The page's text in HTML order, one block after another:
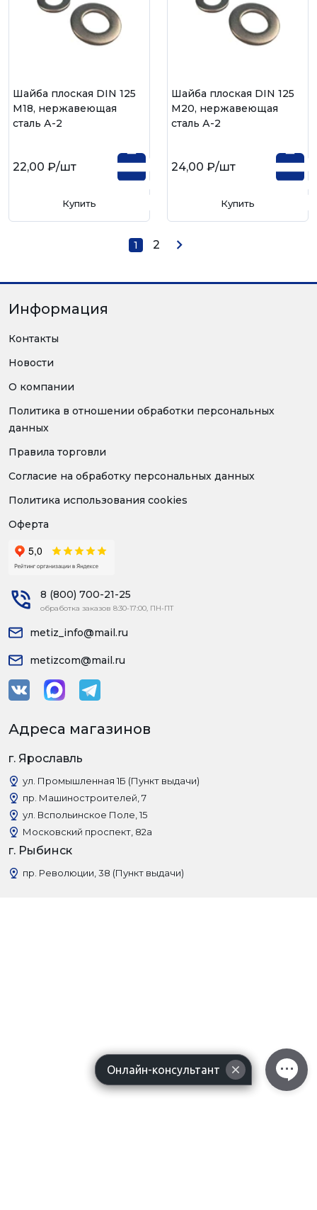
Шайба плоская DIN 125
М18, нержавеющая
сталь А-2
22,00 ₽/шт
Купить
Шайба плоская DIN 125
М20, нержавеющая
сталь А-2
24,00 ₽/шт
Купить
1 2
Информация
Контакты
Новости
О компании
Политика в отношении обработки персональных
данных
Правила торговли
Согласие на обработку персональных данных
Политика использования cookies
Оферта
8 (800) 700-21-25
обработка заказов 8:30-17:00, ПН-ПТ
metiz_info@mail.ru
metizcom@mail.ru
Адреса магазинов
г. Ярославль
ул. Промышленная 1Б (Пункт выдачи)
пр. Машиностроителей, 7
ул. Вспольинское Поле, 15
Московский проспект, 82а
г. Рыбинск
пр. Революции, 38 (Пункт выдачи)
Онлайн-консультант